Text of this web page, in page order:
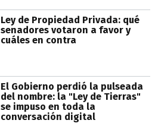
Ley de Propiedad Privada: qué
senadores votaron a favor y
cuáles en contra
El Gobierno perdió la pulseada
del nombre: la "Ley de Tierras"
se impuso en toda la
conversación digital